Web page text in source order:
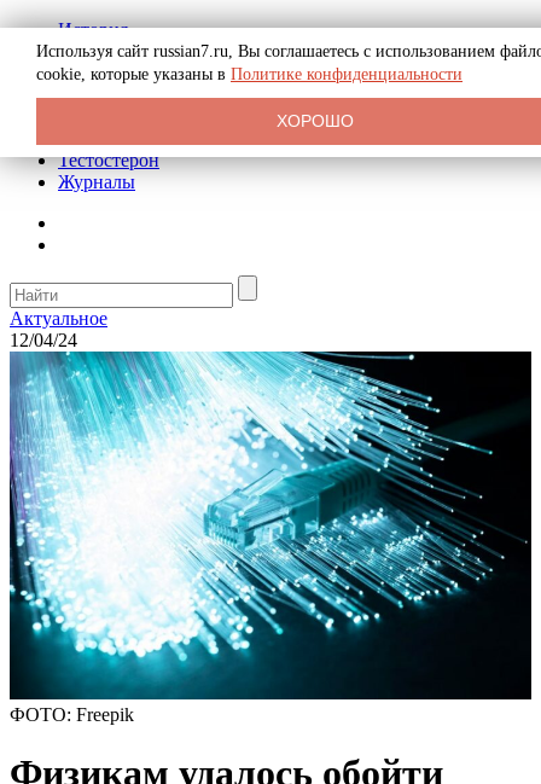
История
Биография
Криминал
Реклама на сайте
Тестостерон
Журналы
Актуальное
12/04/24
ФОТО: Freepik
Физикам удалось обойти
Используя сайт russian7.ru, Вы соглашаетесь с использованием
cookie, которые указаны в Политике конфиденциальности
ХОРОШО